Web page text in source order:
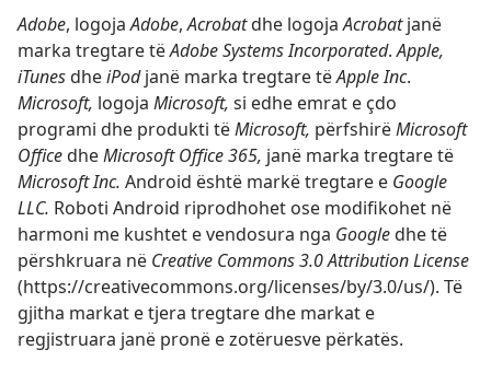
Adobe, logojaAdobe,Acrobatdhe logojaAcrobatjanë
marka tregtare tëAdobe Systems Incorporated.Apple,
iTunesdheiPodjanë marka tregtare tëApple Inc.
Microsoft, logoja Microsoft, si edhe emrat e çdo
programi dhe produkti tëMicrosoft, përfshirëMicrosoft
OfficedheMicrosoft Office 365, janë marka tregtare të
Microsoft Inc. Android është markë tregtare e Google
LLC. Roboti Android riprodhohet ose modifikohet në
harmoni me kushtet e vendosura nga Googledhe të
përshkruara në Creative Commons 3.0 Attribution License
(https://creativecommons.org/licenses/by/3.0/us/). Të
gjitha markat e tjera tregtare dhe markat e
regjistruara janë pronë e zotëruesve përkatës.